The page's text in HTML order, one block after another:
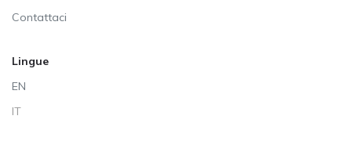
Contattaci
Lingue
EN
IT